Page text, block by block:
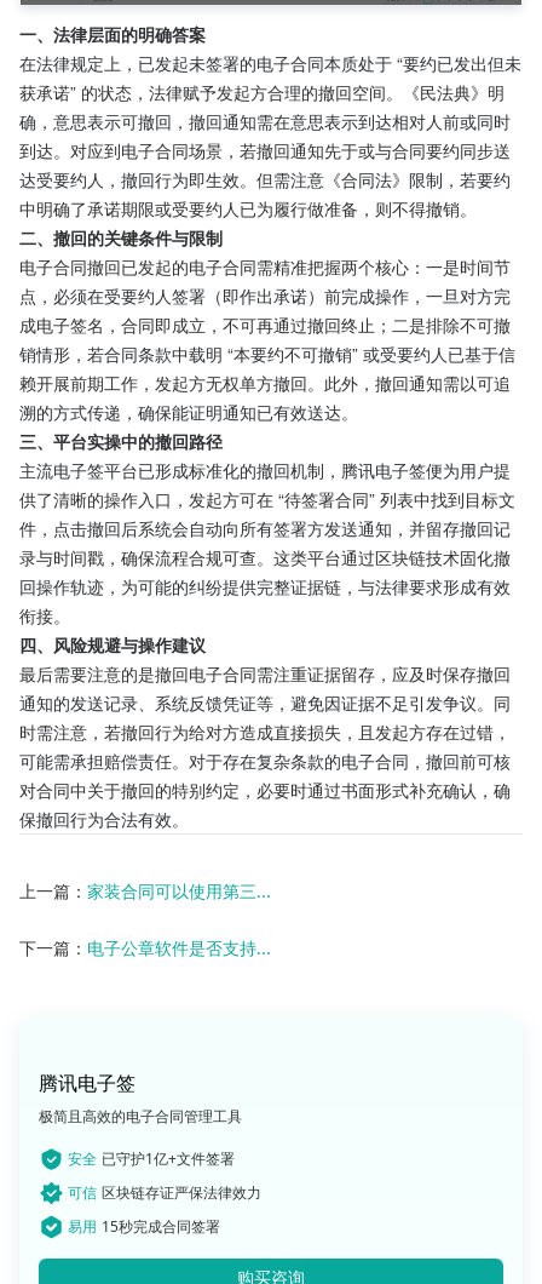
一、法律层面的明确答案​
在法律规定上，已发起未签署的电子合同本质处于 “要约已发出但未
获承诺” 的状态，法律赋予发起方合理的撤回空间。《民法典》明
确，意思表示可撤回，撤回通知需在意思表示到达相对人前或同时
到达。对应到电子合同场景，若撤回通知先于或与合同要约同步送
达受要约人，撤回行为即生效。但需注意《合同法》限制，若要约
中明确了承诺期限或受要约人已为履行做准备，则不得撤销。​
二、撤回的关键条件与限制​
电子合同撤回已发起的电子合同需精准把握两个核心：一是时间节
点，必须在受要约人签署（即作出承诺）前完成操作，一旦对方完
成电子签名，合同即成立，不可再通过撤回终止；二是排除不可撤
销情形，若合同条款中载明 “本要约不可撤销” 或受要约人已基于信
赖开展前期工作，发起方无权单方撤回。此外，撤回通知需以可追
溯的方式传递，确保能证明通知已有效送达。​
三、平台实操中的撤回路径​
主流电子签平台已形成标准化的撤回机制，腾讯电子签便为用户提
供了清晰的操作入口，发起方可在 “待签署合同” 列表中找到目标文
件，点击撤回后系统会自动向所有签署方发送通知，并留存撤回记
录与时间戳，确保流程合规可查。这类平台通过区块链技术固化撤
回操作轨迹，为可能的纠纷提供完整证据链，与法律要求形成有效
衔接。​
四、风险规避与操作建议​
最后需要注意的是撤回电子合同需注重证据留存，应及时保存撤回
通知的发送记录、系统反馈凭证等，避免因证据不足引发争议。同
时需注意，若撤回行为给对方造成直接损失，且发起方存在过错，
可能需承担赔偿责任。对于存在复杂条款的电子合同，撤回前可核
对合同中关于撤回的特别约定，必要时通过书面形式补充确认，确
保撤回行为合法有效。​
上一篇： 家装合同可以使用第三...
下一篇： 电子公章软件是否支持...
腾讯电子签
极简且高效的电子合同管理工具
安全 已守护1亿+文件签署
可信 区块链存证严保法律效力
易用 15秒完成合同签署
购买咨询